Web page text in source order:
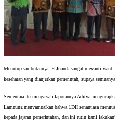
Menutup sambutannya, H.Juanda sangat mewanti-
kesehatan yang dianjurkan pemerintah, supaya
Sementara itu mengawali laporannya Aditya
Lampung menyampaikan bahwa LDII senantiasa
kepada jajaran pemerintahan, dan ini rutin kami